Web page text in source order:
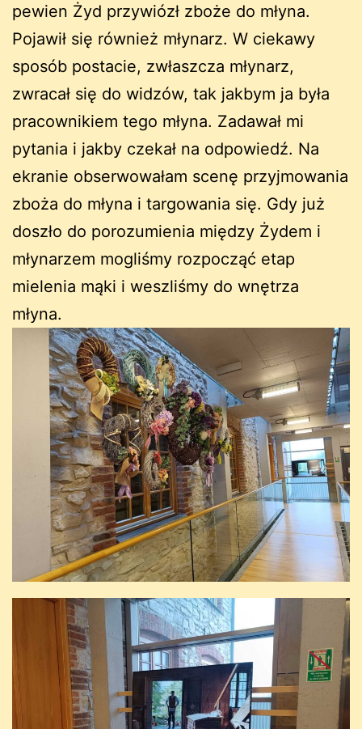
pewien Żyd przywiózł zboże do młyna.
Pojawił się również młynarz. W ciekawy
sposób postacie, zwłaszcza młynarz,
zwracał się do widzów, tak jakbym ja była
pracownikiem tego młyna. Zadawał mi
pytania i jakby czekał na odpowiedź. Na
ekranie obserwowałam scenę przyjmowania
zboża do młyna i targowania się. Gdy już
doszło do porozumienia między Żydem i
młynarzem mogliśmy rozpocząć etap
mielenia mąki i weszliśmy do wnętrza
młyna.